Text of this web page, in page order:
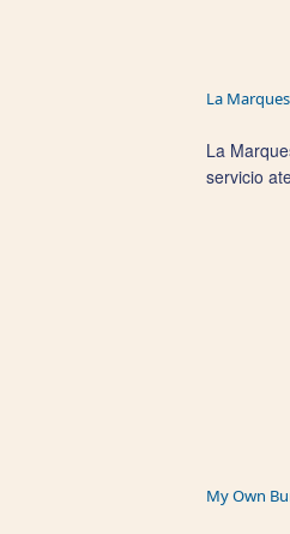
La
La
servicio
My Own